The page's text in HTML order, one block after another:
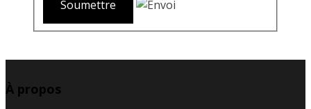
À propos